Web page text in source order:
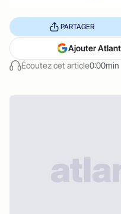
Écoutez cet article0:00min
PARTAGER
Ajouter